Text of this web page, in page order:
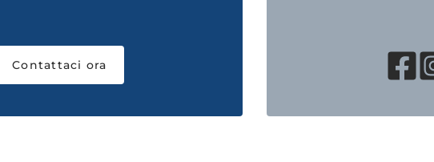
Contattaci ora